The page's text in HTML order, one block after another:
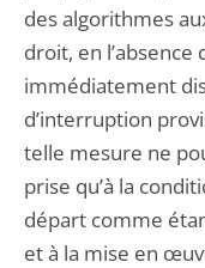
des algorithmes
droit, en
immédiatement
d’interruption
telle mesure ne
prise qu’à la
départ comme
et à la mise en